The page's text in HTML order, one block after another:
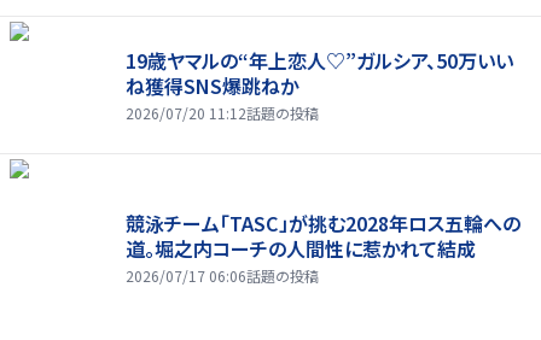
19歳ヤマルの“年上恋人♡”ガルシア、50万いい
ね獲得SNS爆跳ねか
2026/07/20 11:12話題の投稿
競泳チーム「TASC」が挑む2028年ロス五輪への
道。堀之内コーチの人間性に惹かれて結成
2026/07/17 06:06話題の投稿